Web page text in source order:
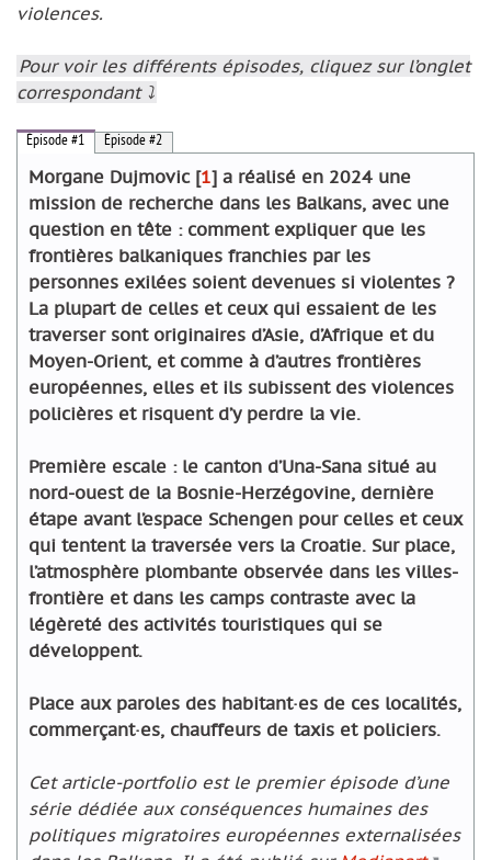
violences.
Pour voir les différents épisodes, cliquez sur l’onglet
correspondant ⤵️
Épisode #1 Épisode #2
Morgane Dujmovic[1]a réalisé en 2024 une
mission de recherche dans les Balkans, avec une
question en tête : comment expliquer que les
frontières balkaniques franchies par les
personnes exilées soient devenues si violentes ?
La plupart de celles et ceux qui essaient de les
traverser sont originaires d’Asie, d’Afrique et du
Moyen-Orient, et comme à d’autres frontières
européennes, elles et ils subissent des violences
policières et risquent d’y perdre la vie.
Première escale : le canton d’Una-Sana situé au
nord-ouest de la Bosnie-Herzégovine, dernière
étape avant l’espace Schengen pour celles et ceux
qui tentent la traversée vers la Croatie. Sur place,
l’atmosphère plombante observée dans les villes-
frontière et dans les camps contraste avec la
légèreté des activités touristiques qui se
développent.
Place aux paroles des habitant·es de ces localités,
commerçant·es, chauffeurs de taxis et policiers.
Cet article-portfolio est le premier épisode d’une
série dédiée aux conséquences humaines des
politiques migratoires européennes externalisées